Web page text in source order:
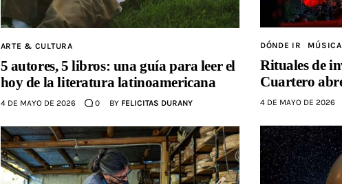
DÓNDE IR MÚSICA
Rituales de
Cuartero
4 DE MAYO DE 2026
ARTE & CULTURA
5 autores, 5 libros: una guía para leer el
hoy de la literatura latinoamericana
4 DE MAYO DE 2026 0 BY FELICITAS DURANY